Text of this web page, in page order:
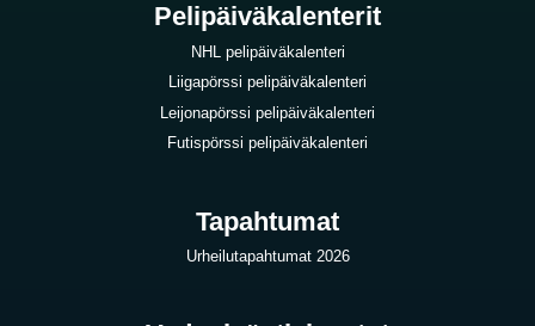
Pelipäiväkalenterit
NHL pelipäiväkalenteri
Liigapörssi pelipäiväkalenteri
Leijonapörssi pelipäiväkalenteri
Futispörssi pelipäiväkalenteri
Tapahtumat
Urheilutapahtumat 2026